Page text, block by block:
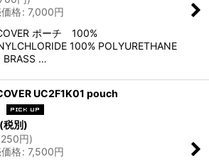
格: 7,000円
ポーチ 100%
100% POLYURETHANE
BRASS …
UC2F1K01 pouch
(税別)
円)
格: 7,500円